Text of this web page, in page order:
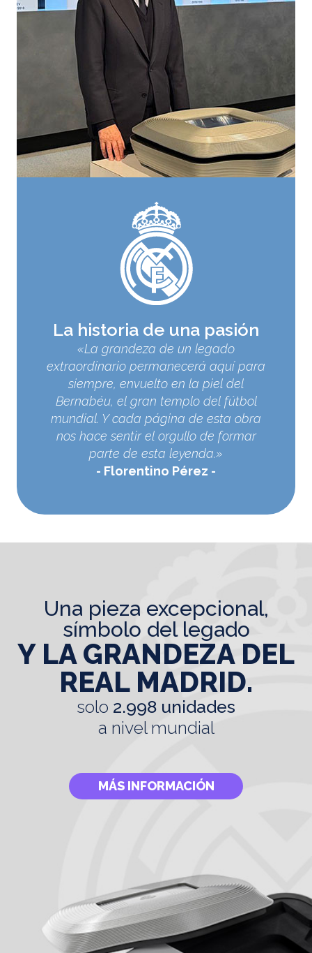
La historia de una pasión
«La grandeza de un legado
extraordinario permanecerá aquí para
siempre, envuelto en la piel del
Bernabéu, el gran templo del fútbol
mundial. Y cada página de esta obra
nos hace sentir el orgullo de formar
parte de esta leyenda.»
Florentino Pérez
una pieza excepcional,
símbolo del legado
Y LA GRANDEZA DEL
REAL MADRID.
solo 2.998 unidades
a nivel mundial
MÁS INFORMACIÓN